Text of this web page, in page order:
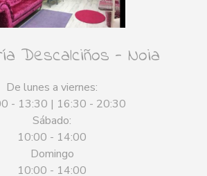
Descalciños - Noia
De lunes a viernes:
- 13:30 | 16:30 - 20:30
Sábado:
10:00 - 14:00
Domingo
10:00 - 14:00